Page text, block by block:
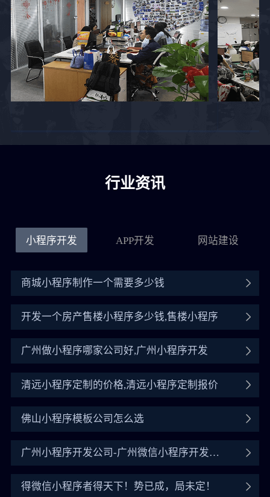
行业资讯
小程序开发 APP开发 网站建设
商城小程序制作一个需要多少钱
开发一个房产售楼小程序多少钱,售楼小程序
广州做小程序哪家公司好,广州小程序开发
清远小程序定制的价格,清远小程序定制报价
佛山小程序模板公司怎么选
广州小程序开发公司-广州微信小程序开发公
得微信小程序者得天下！势已成，局未定！